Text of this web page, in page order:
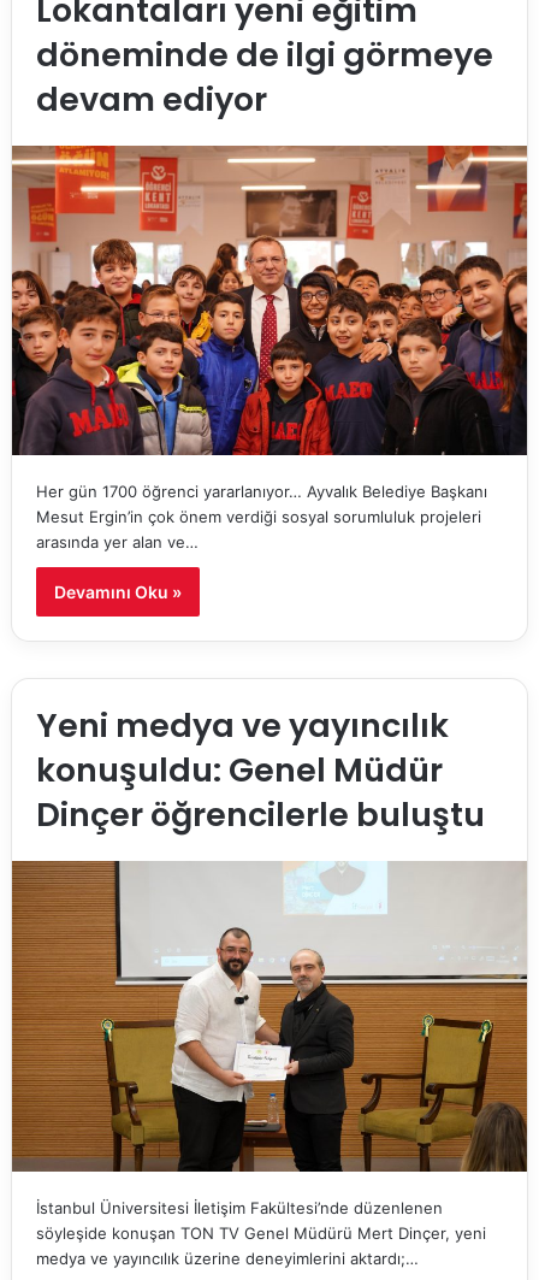
Lokantaları yeni eğitim
döneminde de ilgi görmeye
devam ediyor
Her gün 1700 öğrenci yararlanıyor… Ayvalık Belediye Başkanı
Mesut Ergin’in çok önem verdiği sosyal sorumluluk projeleri
arasında yer alan ve…
Devamını Oku »
Yeni medya ve yayıncılık
konuşuldu: Genel Müdür
Dinçer öğrencilerle buluştu
İstanbul Üniversitesi İletişim Fakültesi’nde düzenlenen
söyleşide konuşan TON TV Genel Müdürü Mert Dinçer, yeni
medya ve yayıncılık üzerine deneyimlerini aktardı;…